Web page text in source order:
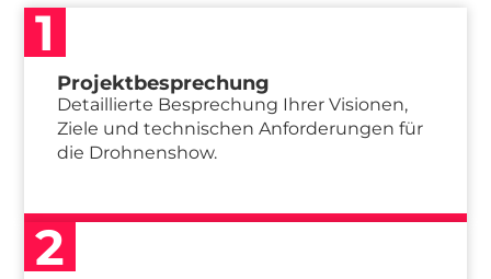
1
Projektbesprechung
Detaillierte Besprechung Ihrer Visionen,
Ziele und technischen Anforderungen für
die Drohnenshow.
2